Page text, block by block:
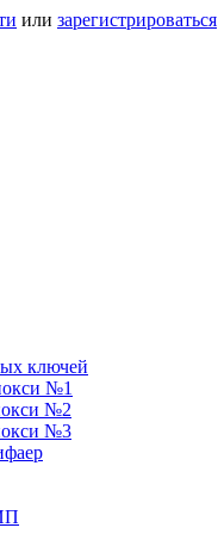
или зарегистрироваться
ключей
№1
№2
№3